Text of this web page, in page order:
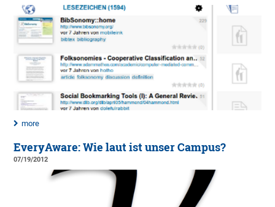
more
EveryAware: Wie laut ist unser Campus?
07/19/2012